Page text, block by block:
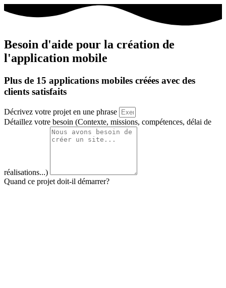
Besoin d'aide pour la création de
l'application mobile
Plus de 15 applications mobiles créées avec des
clients satisfaits
Décrivez votre projet en une phrase
Détaillez votre besoin (Contexte, missions, compétences, délai de
réalisations...)
Quand ce projet doit-il démarrer?